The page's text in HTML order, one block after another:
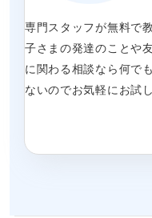
専門スタッフが無料で
子さまの発達のことや
に関わる相談なら何で
ないのでお気軽にお試